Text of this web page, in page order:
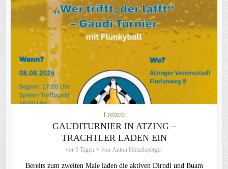
Freizeit
GAUDITURNIER IN ATZING –
TRACHTLER LADEN EIN
vor 5 Tagen von Anton Hötzelsperger
Bereits zum zweiten Male laden die aktiven Dirndl und Buam